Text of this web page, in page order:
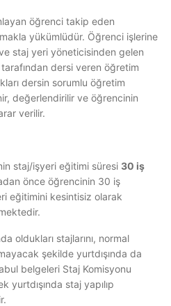
öğrenci takip eden
yükümlüdür. Öğrenci işlerine
staj yeri yöneticisinden gelen
dersi veren öğretim
dersin sorumlu öğretim
değerlendirilir ve öğrencinin
verilir.
staj/işyeri eğitimi süresi 30 iş
önce öğrencinin 30 iş
eğitimini kesintisiz olarak
oldukları stajlarını, normal
şekilde yurtdışında da
belgeleri Staj Komisyonu
yurtdışında staj yapılıp